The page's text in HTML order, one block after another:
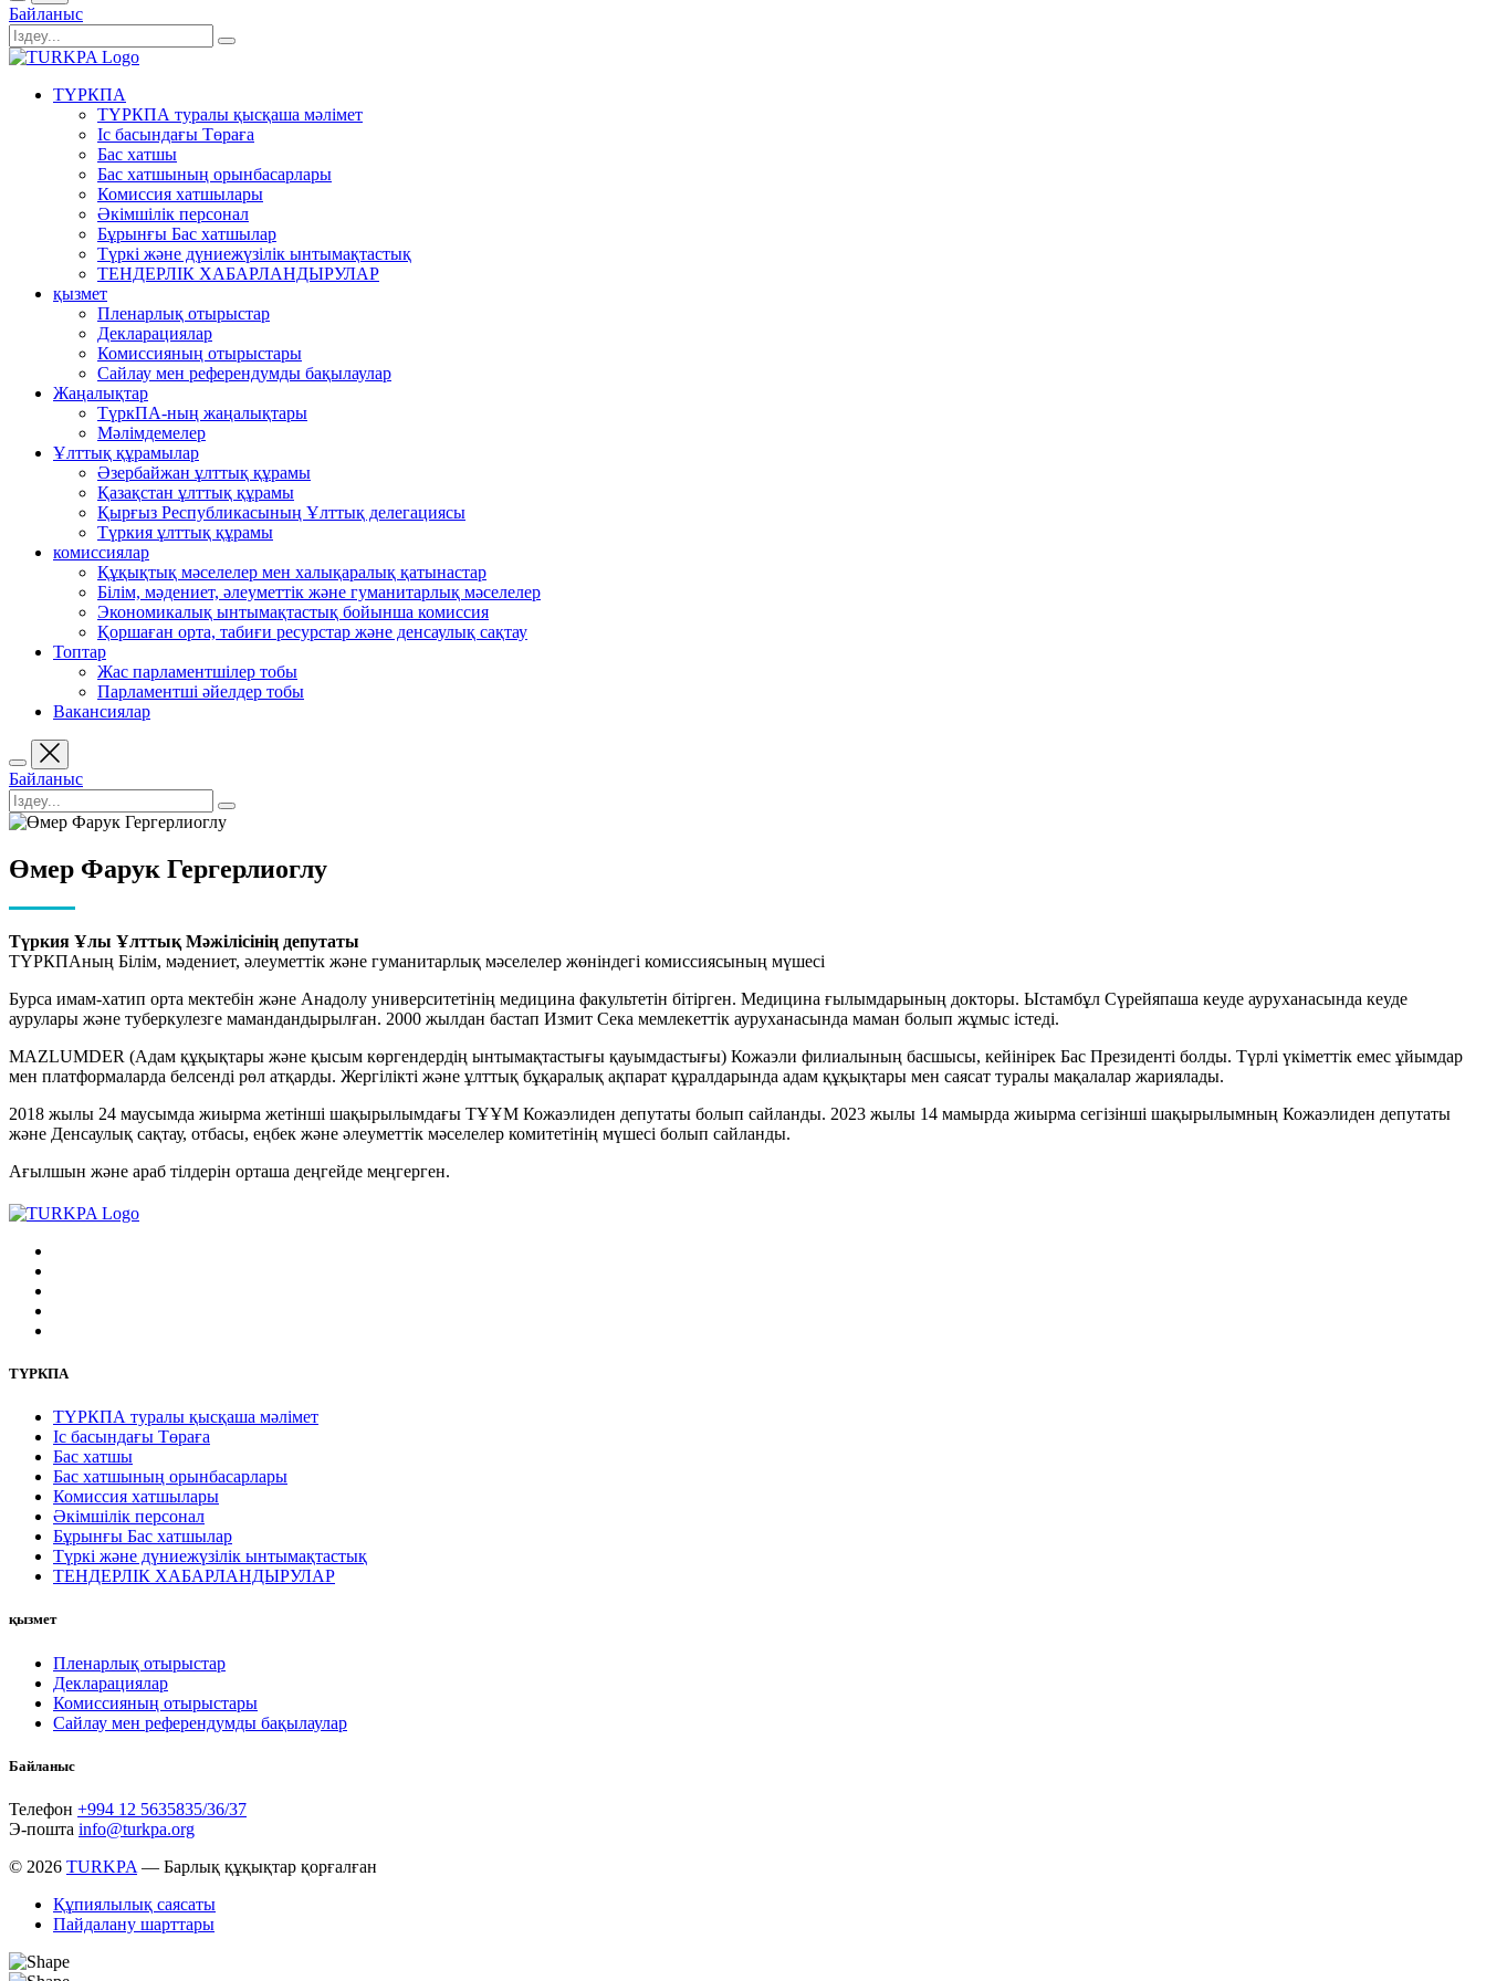
Байланыс
ТҮРКПА
ТҮРКПА туралы қысқаша мәлімет
Iс басындағы Төраға
Бас хатшы
Бас хатшының орынбасарлары
Комиссия хатшылары
Әкімшілік персонал
Бұрынғы Бас хатшылар
Түркі және дүниежүзілік ынтымақтастық
ТЕНДЕРЛІК ХАБАРЛАНДЫРУЛАР
қызмет
Пленарлық отырыстар
Декларациялар
Комиссияның отырыстары
Сайлау мен референдумды бақылаулар
Жаңалықтар
ТүркПА-ның жаңалықтары
Мәлімдемелер
Ұлттық құрамылар
Әзербайжан ұлттық құрамы
Қазақстан ұлттық құрамы
Қырғыз Республикасының Ұлттық делегациясы
Түркия ұлттық құрамы
комиссиялар
Құқықтық мәселелер мен халықаралық қатынастар
Білім, мәдениет, әлеуметтік және гуманитарлық мәселелер
Экономикалық ынтымақтастық бойынша комиссия
Қоршаған орта, табиғи ресурстар және денсаулық сақтау
Топтар
Жас парламентшілер тобы
Парламентші әйелдер тобы
Вакансиялар
Байланыс
Өмер Фарук Гергерлиоглу
Түркия Ұлы Ұлттық Мәжілісінің депутаты
ТҮРКПАның Білім, мәдениет, әлеуметтік және гуманитарлық мәселелер жөніндегі комиссиясының мүшесі
Бурса имам-хатип орта мектебін және Анадолу университетінің медицина факультетін бітірген. Медицина ғылымдарының докторы. Ыстамбұл Сүрейяпаша кеуде ауруханасында кеуде
аурулары және туберкулезге мамандандырылған. 2000 жылдан бастап Измит Сека мемлекеттік ауруханасында маман болып жұмыс істеді.
MAZLUMDER (Адам құқықтары және қысым көргендердің ынтымақтастығы қауымдастығы) Кожаэли филиалының басшысы, кейінірек Бас Президенті болды. Түрлі үкіметтік емес ұйымдар
мен платформаларда белсенді рөл атқарды. Жергілікті және ұлттық бұқаралық ақпарат құралдарында адам құқықтары мен саясат туралы мақалалар жариялады.
2018 жылы 24 маусымда жиырма жетінші шақырылымдағы ТҰҰМ Кожаэлиден депутаты болып сайланды. 2023 жылы 14 мамырда жиырма сегізінші шақырылымның Кожаэлиден депутаты
және Денсаулық сақтау, отбасы, еңбек және әлеуметтік мәселелер комитетінің мүшесі болып сайланды.
Ағылшын және араб тілдерін орташа деңгейде меңгерген.
ТҮРКПА
ТҮРКПА туралы қысқаша мәлімет
Iс басындағы Төраға
Бас хатшы
Бас хатшының орынбасарлары
Комиссия хатшылары
Әкімшілік персонал
Бұрынғы Бас хатшылар
Түркі және дүниежүзілік ынтымақтастық
ТЕНДЕРЛІК ХАБАРЛАНДЫРУЛАР
қызмет
Пленарлық отырыстар
Декларациялар
Комиссияның отырыстары
Сайлау мен референдумды бақылаулар
Байланыс
Телефон +994 12 5635835/36/37
Э-пошта info@turkpa.org
© 2026 TURKPA — Барлық құқықтар қорғалған
Құпиялылық саясаты
Пайдалану шарттары